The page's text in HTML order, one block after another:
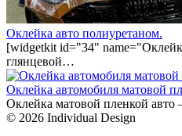
Оклейка авто полиуретаном.
[widgetkit id="34"
глянцевой…
Оклейка автомобиля матовой
Оклейка матовой пленкой авто
© 2026 Individual Design